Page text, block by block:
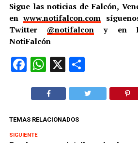
Sigue las noticias de Falcón,
enwww.notifalcon.com
Twitter @notifalcon y en
NotiFalcón
Facebook
WhatsApp
X
TEMAS RELACIONADOS
SIGUIENTE